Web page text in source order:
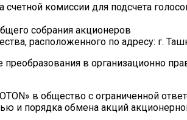
комиссии для подсчета
собрания акционеров
расположенного по адресу: г.
в организационно
в общество с ограниченной
и порядка обмена акций